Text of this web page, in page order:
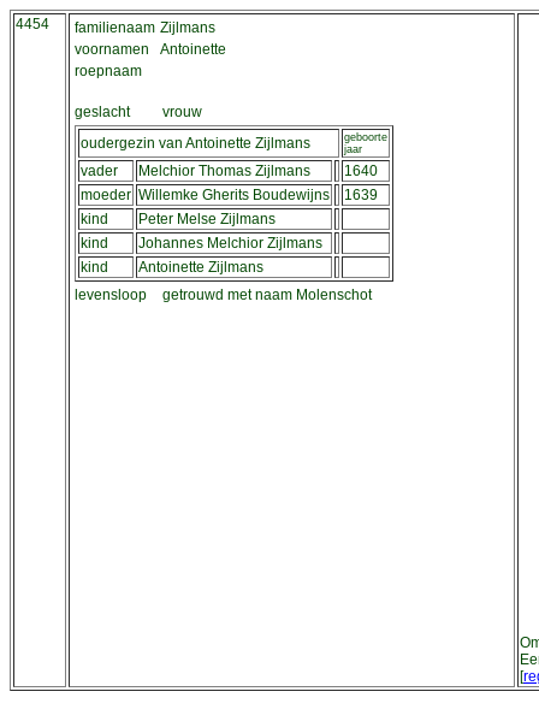
4454 familienaam Zijlmans
voornamen
Antoinette
roepnaam
geslacht
vrouw
oudergezin van Antoinette Zijlmans
geboorte
jaar
vader Melchior Thomas Zijlmans
1640
moeder Willemke Gherits Boudewijns
1639
kind
Peter Melse Zijlmans
kind
Johannes Melchior Zijlmans
kind
Antoinette Zijlmans
levensloop
getrouwd met naam Molenschot
[